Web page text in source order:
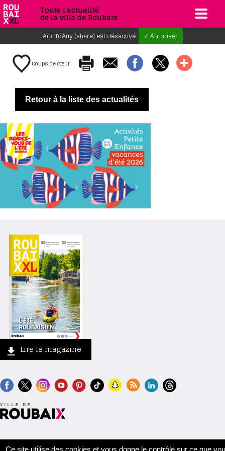
Toute l'actualité
de la ville de Roubaix
AddToAny (share) est désactivé. ✓ Autoriser
Coups de cœur
Retour à la liste des actualités
Lire le magazine
Contact Crédits Mentions légales Accessibilité
Ce site utilise des cookies et vous donne le contrôle sur ce que